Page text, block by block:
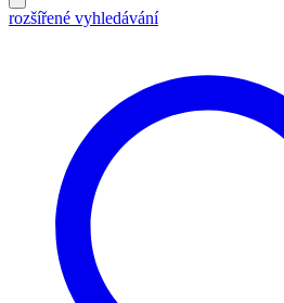
rozšířené vyhledávání